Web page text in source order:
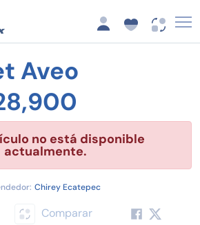
Aveo
no está disponible
actualmente.
Chirey Ecatepec
Comparar